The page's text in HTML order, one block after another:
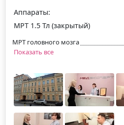
Аппараты:
МРТ 1.5 Тл (закрытый)
МРТ головного мозга
Показать все